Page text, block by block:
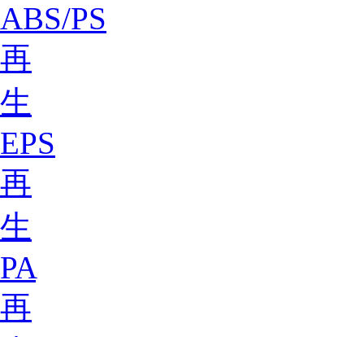
ABS/PS
再
生
EPS
再
生
PA
再